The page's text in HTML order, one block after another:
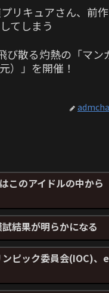
プリキュアさん、前
てしまう
び散る灼熱の「マン
）」を開催！
このアイドルの中から
結果が明らかになる
ンピック委員会(IOC)、